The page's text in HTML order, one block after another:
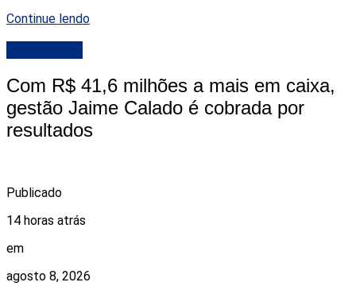
Continue lendo
Com R$ 41,6 milhões a mais em caixa,
gestão Jaime Calado é cobrada por
resultados
Publicado
14 horas atrás
em
agosto 8, 2026